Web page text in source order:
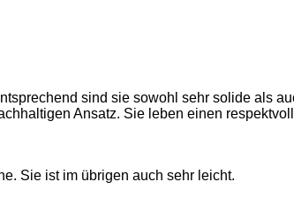
sind sie sowohl sehr solide als
Ansatz. Sie leben einen
Sie ist im übrigen auch sehr leicht.